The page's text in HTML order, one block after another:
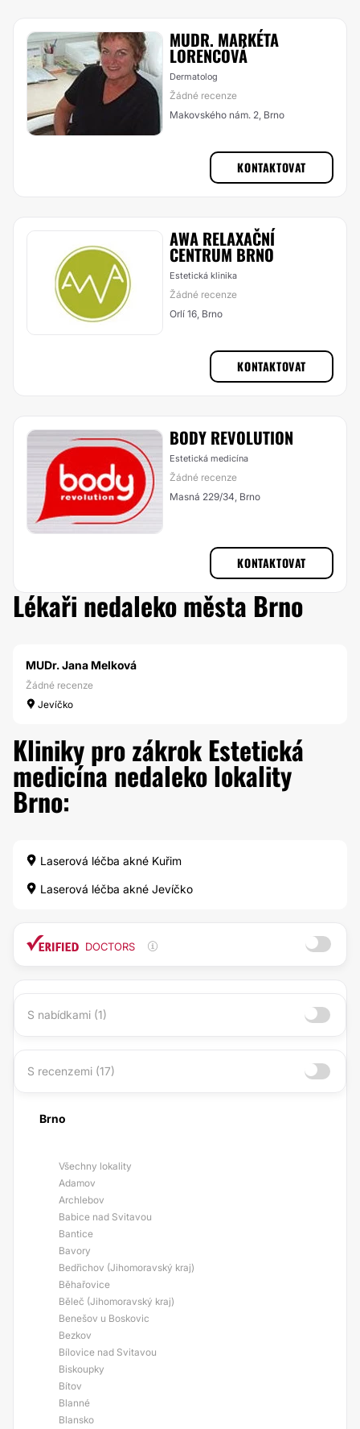
MUDR. MARKÉTA
LORENCOVÁ
Dermatolog
Žádné recenze
Makovského nám. 2, Brno
KONTAKTOVAT
AWA RELAXAČNÍ
CENTRUM BRNO
Estetická klinika
Žádné recenze
Orlí 16, Brno
KONTAKTOVAT
BODY REVOLUTION
Estetická medicína
Žádné recenze
Masná 229/34, Brno
KONTAKTOVAT
Lékaři nedaleko města Brno
MUDr. Jana Melková
Žádné recenze
Jevíčko
Kliniky pro zákrok Estetická
medicína nedaleko lokality
Brno:
Laserová léčba akné Kuřim
Laserová léčba akné Jevíčko
DOCTORS
S nabídkami (1)
S recenzemi (17)
Brno
Všechny lokality
Adamov
Archlebov
Babice nad Svitavou
Bantice
Bavory
Bedřichov (Jihomoravský kraj)
Běhařovice
Běleč (Jihomoravský kraj)
Benešov u Boskovic
Bezkov
Bílovice nad Svitavou
Biskoupky
Bítov
Blanné
Blansko